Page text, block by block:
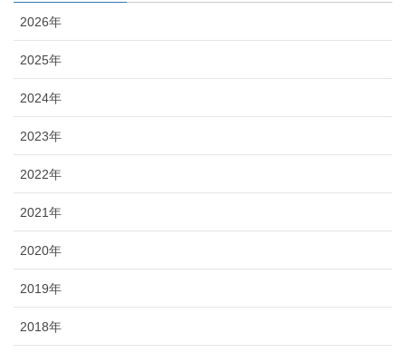
2026年
2025年
2024年
2023年
2022年
2021年
2020年
2019年
2018年